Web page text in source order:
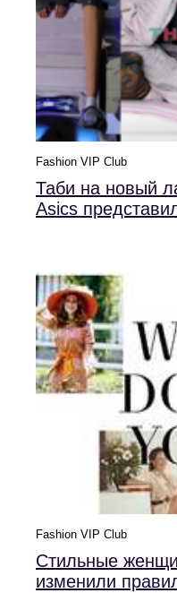
Fashion VIP Club
Таби на новый
Asics
Fashion VIP Club
Стильные
изменили